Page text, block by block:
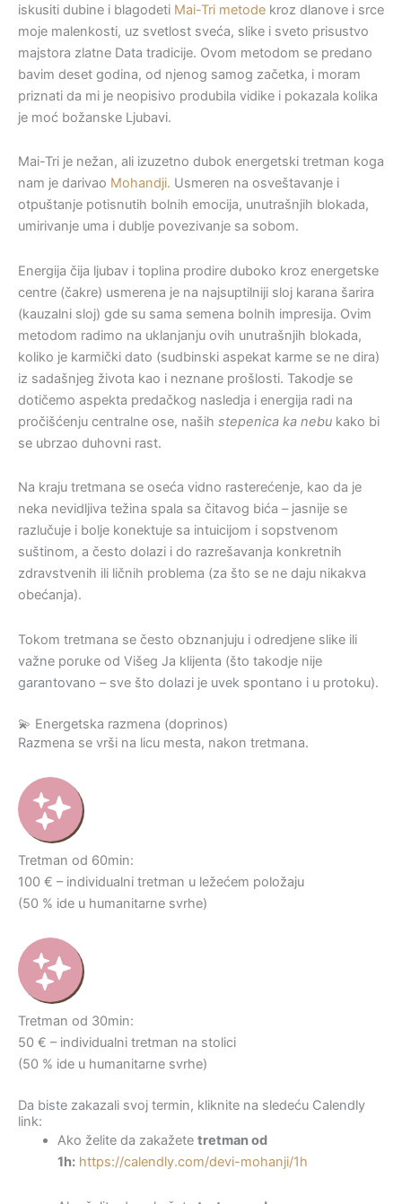
iskusiti dubine i blagodeti Mai-Tri metode kroz dlanove i srce
moje malenkosti, uz svetlost sveća, slike i sveto prisustvo
majstora zlatne Data tradicije. Ovom metodom se predano
bavim deset godina, od njenog samog začetka, i moram
priznati da mi je neopisivo produbila vidike i pokazala kolika
je moć božanske Ljubavi.
Mai-Tri je nežan, ali izuzetno dubok energetski tretman koga
nam je darivao Mohandji. Usmeren na osveštavanje i
otpuštanje potisnutih bolnih emocija, unutrašnjih blokada,
umirivanje uma i dublje povezivanje sa sobom.
Energija čija ljubav i toplina prodire duboko kroz energetske
centre (čakre) usmerena je na najsuptilniji sloj karana šarira
(kauzalni sloj) gde su sama semena bolnih impresija. Ovim
metodom radimo na uklanjanju ovih unutrašnjih blokada,
koliko je karmički dato (sudbinski aspekat karme se ne dira)
iz sadašnjeg života kao i neznane prošlosti. Takodje se
dotičemo aspekta predačkog nasledja i energija radi na
pročišćenju centralne ose, naših stepenica ka nebu kako bi
se ubrzao duhovni rast.
Na kraju tretmana se oseća vidno rasterećenje, kao da je
neka nevidljiva težina spala sa čitavog bića – jasnije se
razlučuje i bolje konektuje sa intuicijom i sopstvenom
suštinom, a često dolazi i do razrešavanja konkretnih
zdravstvenih ili ličnih problema (za što se ne daju nikakva
obećanja).
Tokom tretmana se često obznanjuju i odredjene slike ili
važne poruke od Višeg Ja klijenta (što takodje nije
garantovano – sve što dolazi je uvek spontano i u protoku).
💫 Energetska razmena (doprinos)
Razmena se vrši na licu mesta, nakon tretmana.
Tretman od 60min:
100 € – individualni tretman u ležećem položaju
(50 % ide u humanitarne svrhe)
Tretman od 30min:
50 € – individualni tretman na stolici
(50 % ide u humanitarne svrhe)
Da biste zakazali svoj termin, kliknite na sledeću Calendly
link:
Ako želite da zakažete tretman od
1h: https://calendly.com/devi-mohanji/1h